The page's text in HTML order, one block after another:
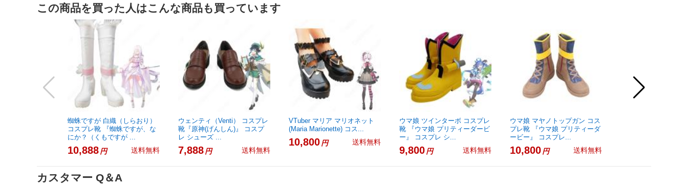
この商品を買った人はこんな商品も買っています
蜘蛛ですが 白織（しらおり）
コスプレ靴 『蜘蛛ですが、な
にか？（くもですが ...
10,888円 送料無料
ウェンティ（Venti） コスプレ
靴『原神(げんしん)』 コスプ
レ シューズ ...
7,888円 送料無料
VTuber マリア マリオネット
(Maria Marionette) コス...
10,800円 送料無料
ウマ娘 ツインターボ コスプレ
靴 『ウマ娘 プリティーダービ
ー』 コスプレ シ...
9,800円 送料無料
ウマ娘 マヤノトップガン コス
プレ靴 『ウマ娘 プリティーダ
ービー』 コスプレ...
10,800円 送料無料
カスタマー Q＆A